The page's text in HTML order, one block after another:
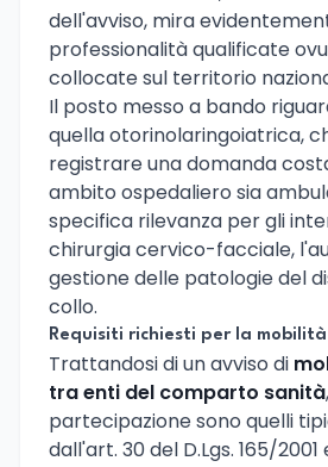
dell'avviso, mira
professionalità qualificate
collocate sul territorio
Il posto messo a bando
quella otorinolaringoiatrica,
registrare una domanda
ambito ospedaliero sia
specifica rilevanza per gli
chirurgia cervico-facciale,
gestione delle patologie del
collo.
Requisiti richiesti per la mobilità
Trattandosi di un avviso di
tra enti del comparto sanità
partecipazione sono quelli
dall'art. 30 del D.Lgs. 165/2001